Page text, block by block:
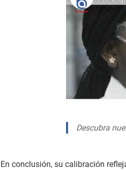
Descubra
En conclusión, su calibración